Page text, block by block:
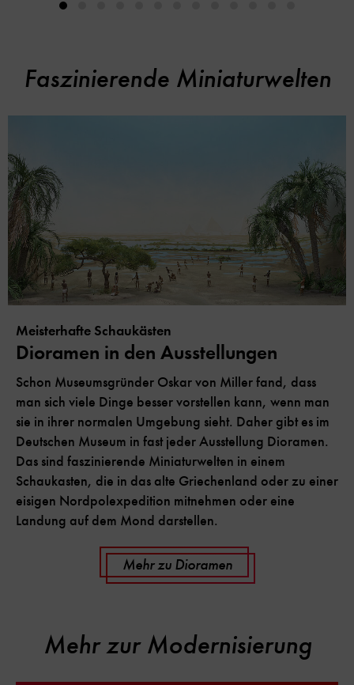
Faszinierende Miniaturwelten
Meisterhafte Schaukästen
Dioramen in den Ausstellungen
Schon Museumsgründer Oskar von Miller fand, dass
man sich viele Dinge besser vorstellen kann, wenn man
sie in ihrer normalen Umgebung sieht. Daher gibt es im
Deutschen Museum in fast jeder Ausstellung Dioramen.
Das sind faszinierende Miniaturwelten in einem
Schaukasten, die in das alte Griechenland oder zu einer
eisigen Nordpolexpedition mitnehmen oder eine
Landung auf dem Mond darstellen.
Mehr zu Dioramen
Mehr zur Modernisierung